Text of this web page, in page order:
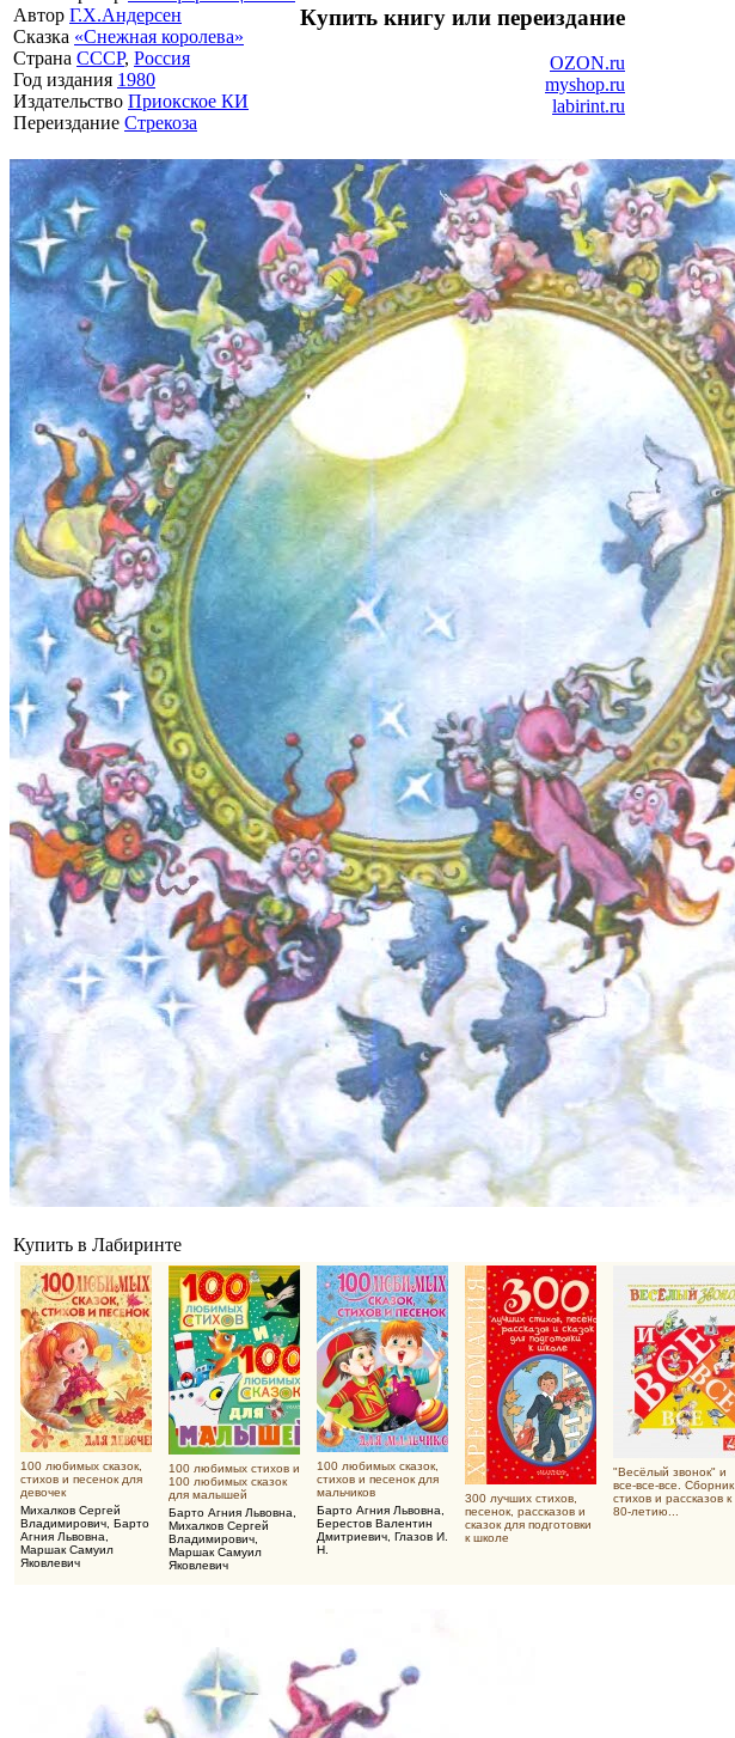
Автор Г.Х.Андерсен
Сказка «Снежная королева»
Страна СССР, Россия
Год издания 1980
Издательство Приокское КИ
Переиздание Стрекоза
Купить книгу или переиздание
OZON.ru
myshop.ru
labirint.ru
Купить в Лабиринте
100 любимых сказок,
стихов и песенок для
девочек
Михалков Сергей
Владимирович Барто
Агния Львовна
Маршак Самуил
Яковлевич
100 любимых стихов и
100 любимых сказок
для малышей
Барто Агния Львовна
Михалков Сергей
Владимирович
Маршак Самуил
Яковлевич
100 любимых сказок,
стихов и песенок для
мальчиков
Барто Агния Львовна
Берестов Валентин
Дмитриевич Глазов И.
Н.
300 лучших стихов,
песенок, рассказов и
сказок для подготовки
к школе
"Весёлый звонок" и
все-все-все. Сборник
стихов и рассказов к
80-летию...